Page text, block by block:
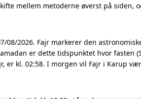
mellem metoderne øverst på siden,
08/2026. Fajr markerer den
er dette tidspunktet hvor fasten
kl. 02:58. I morgen vil Fajr i Karup